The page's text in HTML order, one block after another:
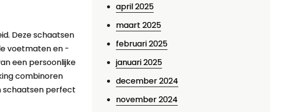
Deze schaatsen
voetmaten en -
een persoonlijke
combinoren
schaatsen perfect
april 2025
maart 2025
februari 2025
januari 2025
december 2024
november 2024